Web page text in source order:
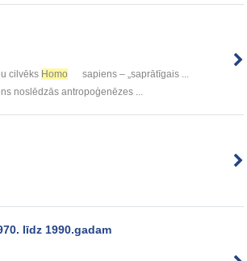
cilvēks Homo
sapiens – „saprātīgais ...
noslēdzās antropoģenēzes ...
līdz 1990.gadam